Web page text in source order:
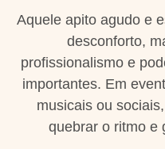
Aquele apito agudo e
desconforto,
profissionalismo e
importantes. Em
musicais ou
quebrar o ritmo e